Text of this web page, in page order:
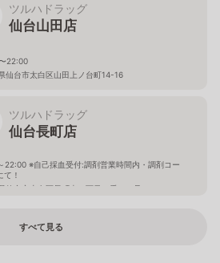
ツルハドラッグ
仙台山田店
22:00
仙台市太白区山田上ノ台町14-16
ツルハドラッグ
仙台長町店
22:00 ※自己採血受付:調剤営業時間内・調剤コー
て！
仙台市太白区長町南二丁目６番１０号
すべて見る